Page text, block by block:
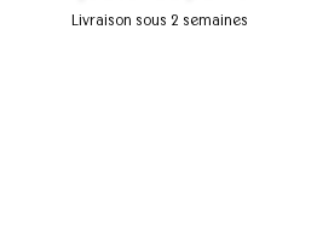
Livraison sous 2 semaines